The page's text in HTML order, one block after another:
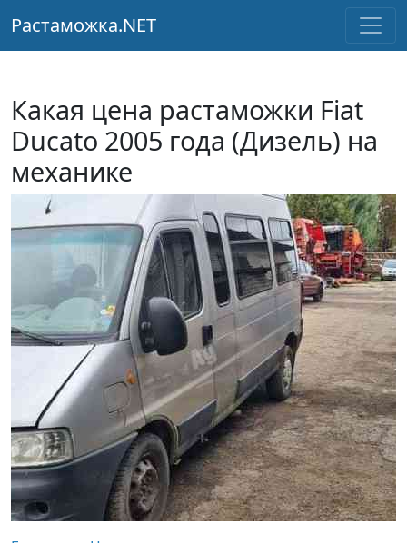
Растаможка.NET
Какая цена растаможки Fiat
Ducato 2005 года (Дизель) на
механике